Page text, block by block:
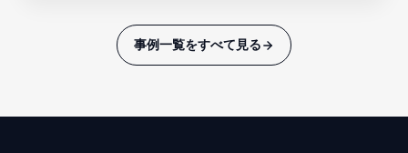
事例一覧をすべて見る